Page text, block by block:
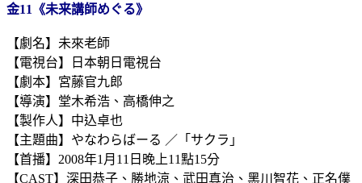
金11《未来講師めぐる》
【劇名】未來老師
【電視台】日本朝日電視台
【劇本】宮藤官九郎
【導演】堂木希浩、高橋伸之
【製作人】中込卓也
【主題曲】やなわらばーる ／「サクラ」
【首播】2008年1月11日晚上11點15分
【CAST】深田恭子、勝地涼、武田真治、黑川智花、正名僕